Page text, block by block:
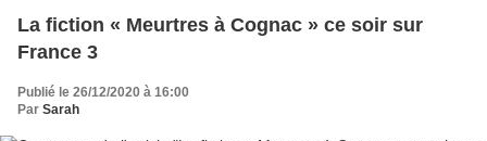
La fiction « Meurtres à Cognac » ce soir sur
France 3
Publié le 26/12/2020 à 16:00
Par Sarah